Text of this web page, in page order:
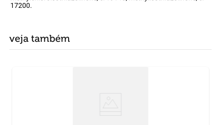
17200.
veja também